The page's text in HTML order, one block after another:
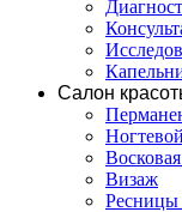
Салон
Визаж
Ресницы